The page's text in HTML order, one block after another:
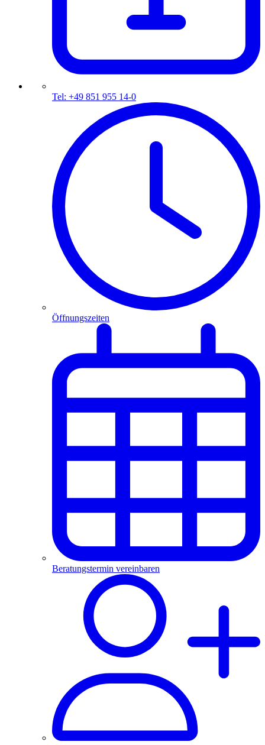
Tel: +49 851 955 14-0
Öffnungszeiten
Beratungstermin vereinbaren